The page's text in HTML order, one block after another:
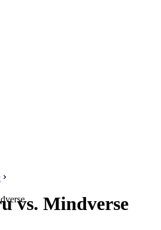
vs. Mindverse